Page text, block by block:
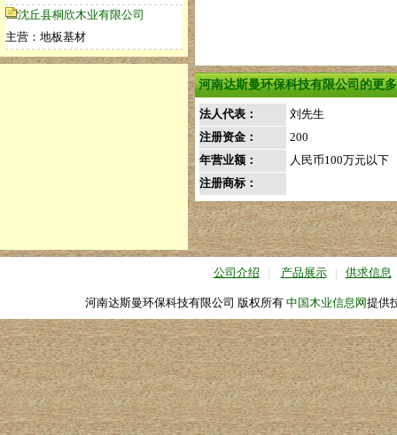
沈丘县桐欣木业有限公司
主营：地板基材
河南达斯曼环保科技有限公司的更
法人代表：
刘先生
注册资金：
200
年营业额：
人民币100万元以下
注册商标：
公司介绍 | 产品展示 | 供求信息
河南达斯曼环保科技有限公司 版权所有 中国木业信息网提供